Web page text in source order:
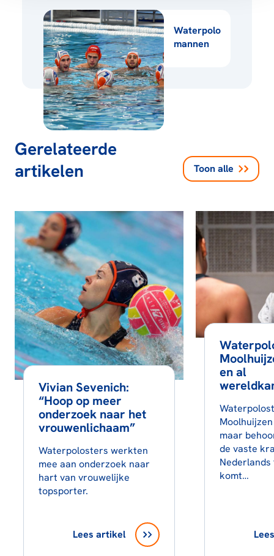
Waterpolo
mannen
Gerelateerde
artikelen
Toon alle
Vivian Sevenich:
“Hoop op meer
onderzoek naar het
vrouwenlichaam”
Waterpolosters werkten
mee aan onderzoek naar
hart van vrouwelijke
topsporter.
Lees artikel
en al
maar
de vaste
Nederlands
komt…